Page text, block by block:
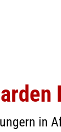
in